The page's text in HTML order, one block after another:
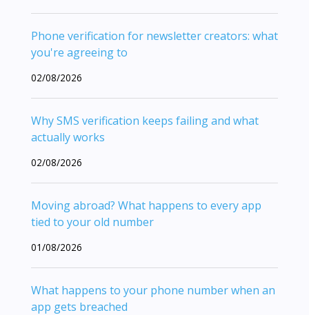
Phone verification for newsletter creators: what
you're agreeing to
02/08/2026
Why SMS verification keeps failing and what
actually works
02/08/2026
Moving abroad? What happens to every app
tied to your old number
01/08/2026
What happens to your phone number when an
app gets breached